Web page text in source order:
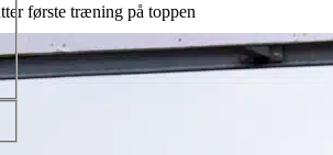
første træning på toppen